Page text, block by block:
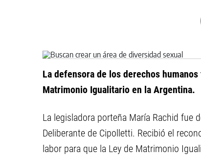
La defensora de los derechos
Matrimonio Igualitario en la Argentina.
La legisladora porteña María Rachid fue
Deliberante de Cipolletti. Recibió el
labor para que la Ley de Matrimonio